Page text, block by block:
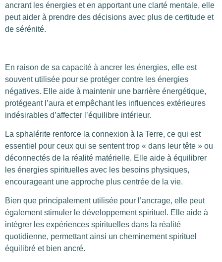
ancrant les énergies et en apportant une clarté mentale, elle
peut aider à prendre des décisions avec plus de certitude et
de sérénité.
En raison de sa capacité à ancrer les énergies, elle est
souvent utilisée pour se protéger contre les énergies
négatives. Elle aide à maintenir une barrière énergétique,
protégeant l’aura et empêchant les influences extérieures
indésirables d’affecter l’équilibre intérieur.
La sphalérite renforce la connexion à la Terre, ce qui est
essentiel pour ceux qui se sentent trop « dans leur tête » ou
déconnectés de la réalité matérielle. Elle aide à équilibrer
les énergies spirituelles avec les besoins physiques,
encourageant une approche plus centrée de la vie.
Bien que principalement utilisée pour l’ancrage, elle peut
également stimuler le développement spirituel. Elle aide à
intégrer les expériences spirituelles dans la réalité
quotidienne, permettant ainsi un cheminement spirituel
équilibré et bien ancré.